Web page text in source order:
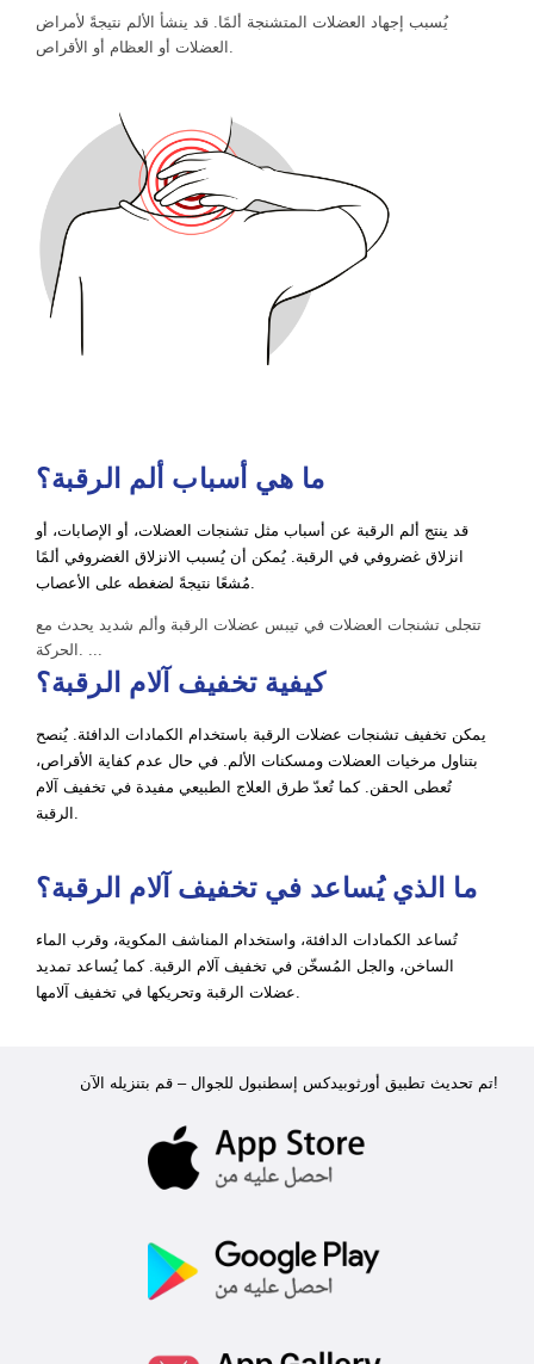
يُسبب إجهاد العضلات المتشنجة ألمًا. قد ينشأ الألم نتيجةً لأمراض
العضلات أو العظام أو الأقراص.
ما هي أسباب ألم الرقبة؟
قد ينتج ألم الرقبة عن أسباب مثل تشنجات العضلات، أو الإصابات، أو
انزلاق غضروفي في الرقبة. يُمكن أن يُسبب الانزلاق الغضروفي ألمًا
مُشعًا نتيجةً لضغطه على الأعصاب.
تتجلى تشنجات العضلات في تيبس عضلات الرقبة وألم شديد يحدث مع
الحركة. ...
كيفية تخفيف آلام الرقبة؟
يمكن تخفيف تشنجات عضلات الرقبة باستخدام الكمادات الدافئة. يُنصح
بتناول مرخيات العضلات ومسكنات الألم. في حال عدم كفاية الأقراص،
تُعطى الحقن. كما تُعدّ طرق العلاج الطبيعي مفيدة في تخفيف آلام
الرقبة.
ما الذي يُساعد في تخفيف آلام الرقبة؟
تُساعد الكمادات الدافئة، واستخدام المناشف المكوية، وقرب الماء
الساخن، والجل المُسخّن في تخفيف آلام الرقبة. كما يُساعد تمديد
عضلات الرقبة وتحريكها في تخفيف آلامها.
تم تحديث تطبيق أورثوبيدكس إسطنبول للجوال – قم بتنزيله الآن!